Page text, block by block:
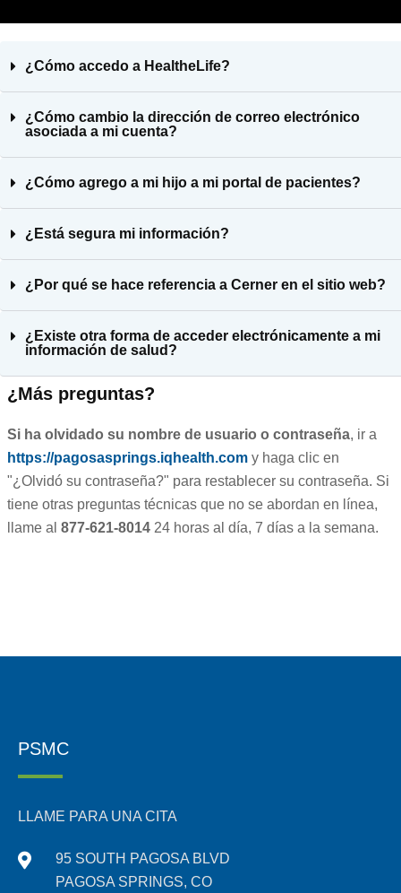
¿Cómo accedo a HealtheLife?
¿Cómo cambio la dirección de correo electrónico
asociada a mi cuenta?
¿Cómo agrego a mi hijo a mi portal de pacientes?
¿Está segura mi información?
¿Por qué se hace referencia a Cerner en el sitio web?
¿Existe otra forma de acceder electrónicamente a mi
información de salud?
¿Más preguntas?
Si ha olvidado su nombre de usuario o contraseña, ir a
https://pagosasprings.iqhealth.com y haga clic en
"¿Olvidó su contraseña?" para restablecer su contraseña. Si
tiene otras preguntas técnicas que no se abordan en línea,
llame al 877-621-8014 24 horas al día, 7 días a la semana.
PSMC
LLAME PARA UNA CITA
95 SOUTH PAGOSA BLVD
PAGOSA SPRINGS, CO